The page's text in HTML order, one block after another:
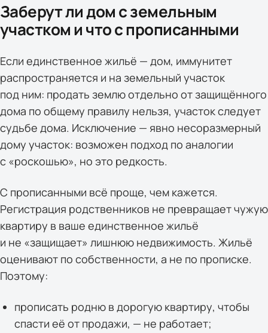
Заберут ли дом с земельным
участком и что с прописанными
Если единственное жильё — дом, иммунитет
распространяется и на земельный участок
под ним: продать землю отдельно от защищённого
дома по общему правилу нельзя, участок следует
судьбе дома. Исключение — явно несоразмерный
дому участок: возможен подход по аналогии
с «роскошью», но это редкость.
С прописанными всё проще, чем кажется.
Регистрация родственников не превращает чужую
квартиру в ваше единственное жильё
и не «защищает» лишнюю недвижимость. Жильё
оценивают по собственности, а не по прописке.
Поэтому:
прописать родню в дорогую квартиру, чтобы
спасти её от продажи, — не работает;